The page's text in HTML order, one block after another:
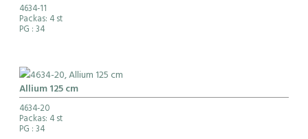
4634-11
Packas: 4 st
PG : 34
Allium 125 cm
4634-20
Packas: 4 st
PG : 34